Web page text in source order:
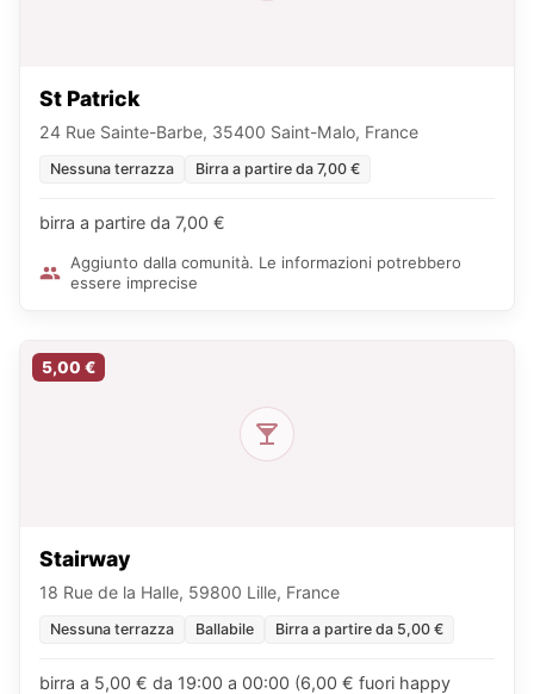
St Patrick
24 Rue Sainte-Barbe, 35400 Saint-Malo, France
Nessuna terrazza Birra a partire da 7,00 €
birra a partire da 7,00 €
Aggiunto dalla comunità. Le informazioni potrebbero
essere imprecise
5,00 €
Stairway
18 Rue de la Halle, 59800 Lille, France
Nessuna terrazza Ballabile Birra a partire da 5,00 €
birra a 5,00 € da 19:00 a 00:00 (6,00 € fuori happy